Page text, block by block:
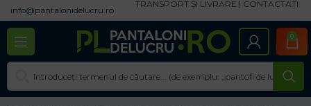
info@pantalonidelucru.ro
TRANSPORT ȘI LIVRARE CONTACTAȚI
0